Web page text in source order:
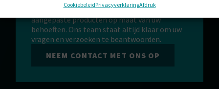
CookiebeleidPrivacyverklaringAfdruk
Wij bieden standaardoplossingen of
aangepaste producten op maat van uw
behoeften. Ons team staat altijd klaar om uw
vragen en verzoeken te beantwoorden.
NEEM CONTACT MET ONS OP